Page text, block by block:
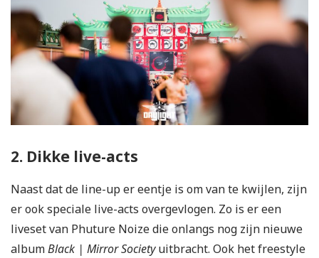
2. Dikke live-acts
Naast dat de line-up er eentje is om van te kwijlen, zijn
er ook speciale live-acts overgevlogen. Zo is er een
liveset van Phuture Noize die onlangs nog zijn nieuwe
albumBlack | Mirror Societyuitbracht. Ook het freestyle